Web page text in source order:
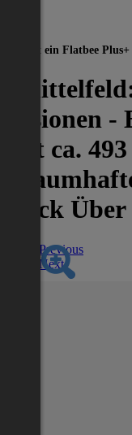
Dies ist ein Flatbee
Visionen
mit ca.
Blick
Previous
Next